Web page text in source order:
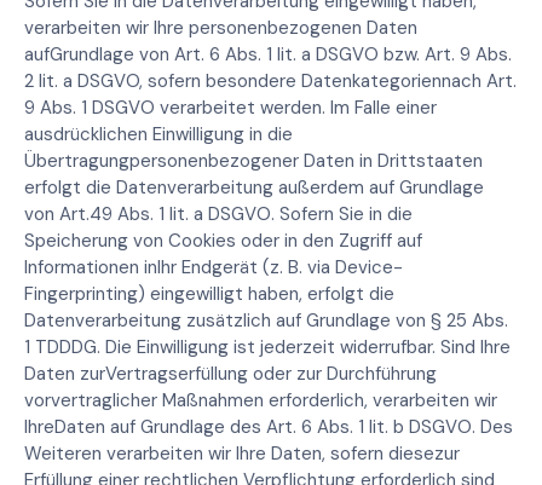
verarbeiten wir Ihre personenbezogenen Daten
aufGrundlage von Art. 6 Abs. 1 lit. a DSGVO bzw. Art. 9 Abs.
2 lit. a DSGVO, sofern besondere Datenkategoriennach Art.
9 Abs. 1 DSGVO verarbeitet werden. Im Falle einer
ausdrücklichen Einwilligung in die
Übertragungpersonenbezogener Daten in Drittstaaten
erfolgt die Datenverarbeitung außerdem auf Grundlage
von Art.49 Abs. 1 lit. a DSGVO. Sofern Sie in die
Speicherung von Cookies oder in den Zugriff auf
Informationen inIhr Endgerät (z. B. via Device-
Fingerprinting) eingewilligt haben, erfolgt die
Datenverarbeitung zusätzlich auf Grundlage von § 25 Abs.
1 TDDDG. Die Einwilligung ist jederzeit widerrufbar. Sind Ihre
Daten zurVertragserfüllung oder zur Durchführung
vorvertraglicher Maßnahmen erforderlich, verarbeiten wir
IhreDaten auf Grundlage des Art. 6 Abs. 1 lit. b DSGVO. Des
Weiteren verarbeiten wir Ihre Daten, sofern diesezur